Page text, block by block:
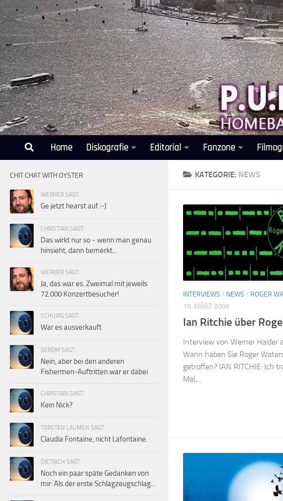
Unter dem Inhalt
Home Diskografie Editorial Fanzone
KATEGORIE: NEWS
INTERVIEWS / NEWS / ROGER
10. MÄRZ 2006
Ian Ritchie über
Interview von Werner Haider
Wann haben Sie Roger
getroffen? IAN RITCHIE: Ich
Mal,...
CHIT CHAT WITH OYSTER
WERNER SAGT:
Ge jetzt hearst auf :-)
CHRISTIAN SAGT:
Das wirkt nur so - wenn man genau
hinsieht, dann bemerkt...
WERNER SAGT:
Ja, das war es. Zweimal mit jeweils
72.000 Konzertbesucher!
SCHUIRG SAGT:
War es ausverkauft
GERDM SAGT:
Nein, aber bei den anderen
Fishermen-Auftritten war er dabei
CHRISTIAN SAGT:
Kein Nick?
TORSTEN LAUMEN SAGT:
Claudia Fontaine, nicht Lafontaine.
DIETRICH SAGT:
Noch ein paar späte Gedanken von
mir: Als der erste Schlagzeugschlag...